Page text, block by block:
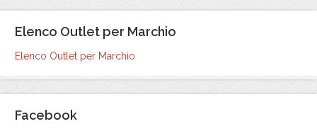
Elenco Outlet per Marchio
Elenco Outlet per Marchio
Facebook